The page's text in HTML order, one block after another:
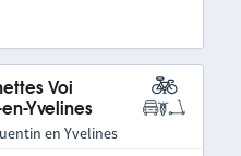
Voi
Yvelines
en Yvelines